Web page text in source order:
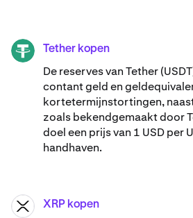
USDT Tether kopen
De reserves van Tether
contant geld en
kortetermijnstortingen,
zoals bekendgemaakt door
doel een prijs van 1 USD per
handhaven.
XRP XRP kopen